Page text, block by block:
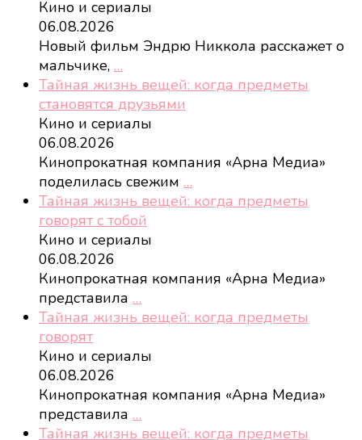
Кино и сериалы
06.08.2026
Новый фильм Эндрю Никкола расскажет о
мальчике, …
Тайная жизнь вещей: когда предметы
становятся друзьями
Кино и сериалы
06.08.2026
Кинопрокатная компания «Арна Медиа»
поделилась свежим …
Тайная жизнь вещей: когда предметы
говорят с тобой
Кино и сериалы
06.08.2026
Кинопрокатная компания «Арна Медиа»
представила …
Тайная жизнь вещей: когда предметы
говорят
Кино и сериалы
06.08.2026
Кинопрокатная компания «Арна Медиа»
представила …
Тайная жизнь вещей: когда предметы